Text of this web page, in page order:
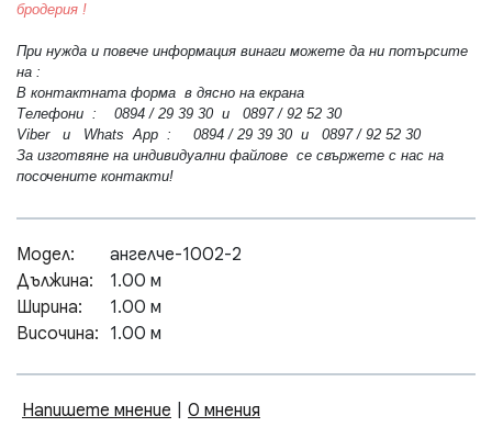
бродерия !
При нужда и повече информация винаги можете да ни потърсите
на :
В контактната форма в дясно на екрана
Телефони : 0894 / 29 39 30 и 0897 / 92 52 30
Viber и Whats App : 0894 / 29 39 30 и 0897 / 92 52 30
За изготвяне на индивидуални файлове се свържете с нас на
посочените контакти!
Модел:
ангелче-1002-2
Дължина:
1.00 м
Ширина:
1.00 м
Височина: 1.00 м
Напишете мнение 0 мнения